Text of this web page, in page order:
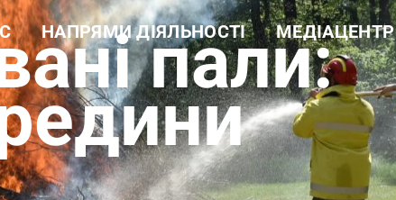
довідка
документи
НАПРЯМИ ДІЯЛЬНОСТІ
Навчальна робота
Науково-дослідна робота
Еколого-просвітницька
діяльність
Лісогосподарська
діяльність
Виробнича діяльність
Рекреаційні послуги та
екомережа
МЕДІАЦЕНТР
Новини
Фотогалерея
Відеогалерея
пали: